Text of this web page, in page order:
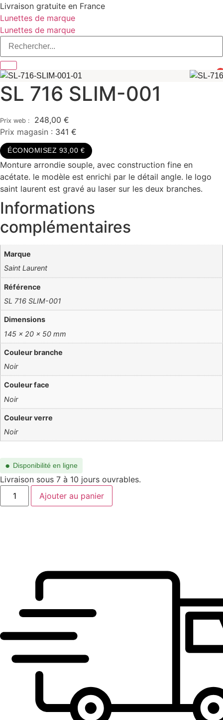
Aller
au
contenu
Livraison gratuite en France
Lunettes de marque
Lunettes de marque
0
SL 716 SLIM-001
248,00 €
Prix magasin : 341 €
ÉCONOMISEZ 93,00 €
Monture arrondie souple, avec construction fine en
acétate. le modèle est enrichi par le détail angle. le logo
saint laurent est gravé au laser sur les deux branches.
Informations
complémentaires
Référence
SL 716 SLIM-001
Dimensions
145 × 20 × 50 mm
Couleur branche
Noir
Couleur face
Noir
Couleur verre
Noir
Marque
Saint Laurent
● Disponibilité en ligne
Livraison sous 7 à 10 jours ouvrables.
quantité
SL
Ajouter au panier